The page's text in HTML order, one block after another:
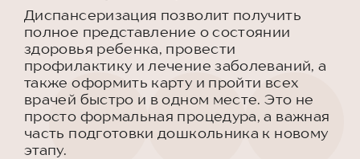
Диспансеризация позволит получить
полное представление о состоянии
здоровья ребенка, провести
профилактику и лечение заболеваний, а
также оформить карту и пройти всех
врачей быстро и в одном месте. Это не
просто формальная процедура, а важная
часть подготовки дошкольника к новому
этапу.